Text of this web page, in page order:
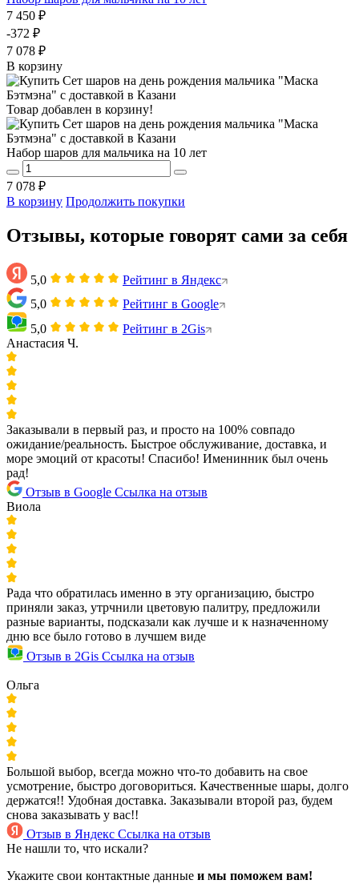
7 450 ₽
-372 ₽
7 078 ₽
В корзину
Товар добавлен в корзину!
Набор шаров для мальчика на 10 лет
7 078 ₽
В корзину Продолжить покупки
Отзывы, которые говорят сами за себя
5,0
Рейтинг в Яндекс
5,0
Рейтинг в Google
5,0
Рейтинг в 2Gis
Анастасия Ч.
Заказывали в первый раз, и просто на 100% совпадо
ожидание/реальность. Быстрое обслуживание, доставка, и
море эмоций от красоты! Спасибо! Именинник был очень
рад!
Отзыв в Google Ссылка на отзыв
Виола
Рада что обратилась именно в эту организацию, быстро
приняли заказ, утрчнили цветовую палитру, предложили
разные варианты, подсказали как лучше и к назначенному
дню все было готово в лучшем виде
Отзыв в 2Gis Ссылка на отзыв
Ольга
Большой выбор, всегда можно что-то добавить на свое
усмотрение, быстро договориться. Качественные шары, долго
держатся!! Удобная доставка. Заказывали второй раз, будем
снова заказывать у вас!!
Отзыв в Яндекс Ссылка на отзыв
Не нашли то, что искали?
Укажите свои контактные данные и мы поможем вам!